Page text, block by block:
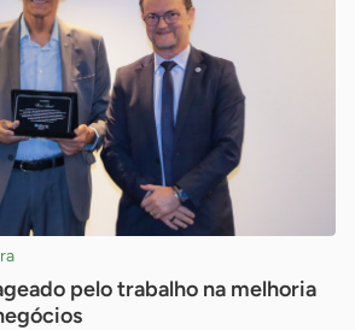
pelo trabalho na melhoria